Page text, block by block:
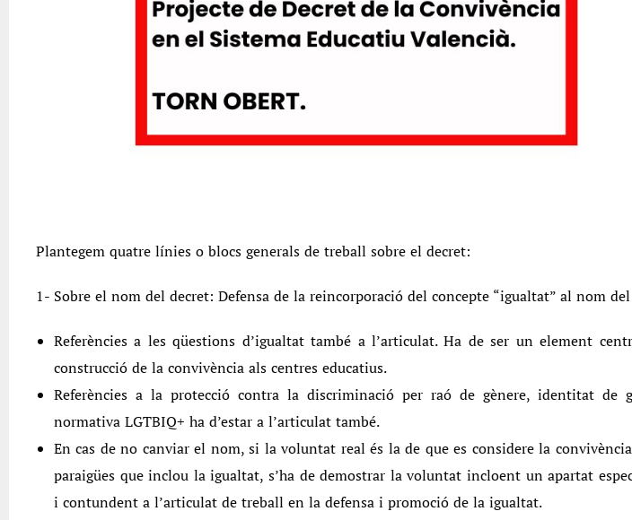
Plantegem quatre línies o blocs generals de treball sobre el decret:
1- Sobre el nom del decret: Defensa de la reincorporació del concepte “igualtat” al nom
Referències a les qüestions d’igualtat també a l’articulat. Ha de ser un element
construcció de la convivència als centres educatius.
Referències a la protecció contra la discriminació per raó de gènere, identitat de
normativa LGTBIQ+ ha d’estar a l’articulat també.
En cas de no canviar el nom, si la voluntat real és la de que es considere la
paraigües que inclou la igualtat, s’ha de demostrar la voluntat incloent un apartat
i contundent a l’articulat de treball en la defensa i promoció de la igualtat.